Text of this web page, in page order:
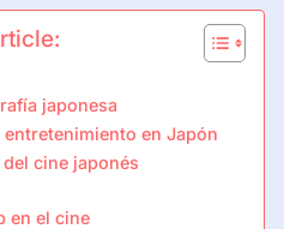
japonesa
en Japón
cine japonés
en el cine